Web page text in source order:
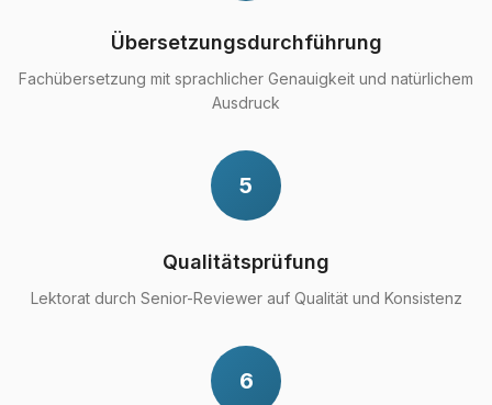
Übersetzungsdurchführung
Fachübersetzung mit sprachlicher Genauigkeit und natürlichem
Ausdruck
5
Qualitätsprüfung
Lektorat durch Senior-Reviewer auf Qualität und Konsistenz
6